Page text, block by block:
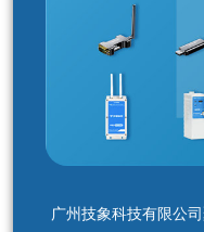
广州技象科技有限公